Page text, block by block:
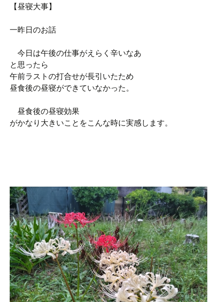
キ
プ
【昼寝大事】
一昨日のお話
今日は午後の仕事がえらく辛いなあ
と思ったら
午前ラストの打合せが長引いたため
昼食後の昼寝ができていなかった。
昼食後の昼寝効果
がかなり大きいことをこんな時に実感します。